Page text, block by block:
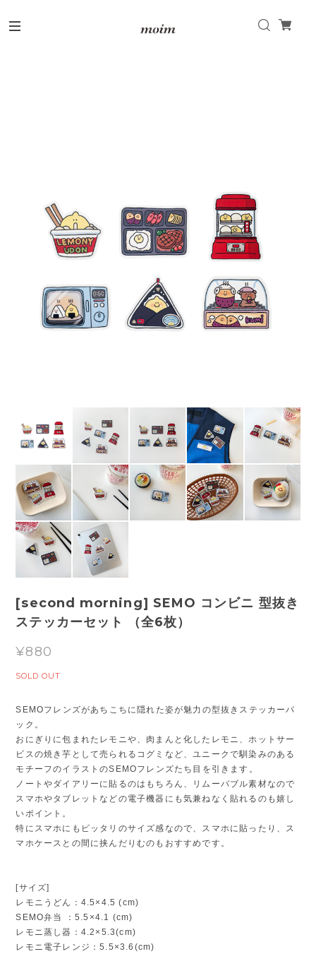
[second morning] SEMO コンビニ 型抜き
ステッカーセット （全6枚）
¥880
SOLD OUT
SEMOフレンズがあちこちに隠れた姿が魅力の型抜きステッカーパ
ック。
おにぎりに包まれたレモニや、肉まんと化したレモニ、ホットサー
ビスの焼き芋として売られるコグミなど、ユニークで馴染みのある
モチーフのイラストのSEMOフレンズたち目を引きます。
ノートやダイアリーに貼るのはもちろん、リムーバブル素材なので
スマホやタブレットなどの電子機器にも気兼ねなく貼れるのも嬉し
いポイント。
特にスマホにもピッタリのサイズ感なので、スマホに貼ったり、ス
マホケースとの間に挟んだりむのもおすすめです。
[サイズ]
レモニうどん：4.5×4.5 (cm)
SEMO弁当 ：5.5×4.1 (cm)
レモニ蒸し器：4.2×5.3(cm)
レモニ電子レンジ：5.5×3.6(cm)